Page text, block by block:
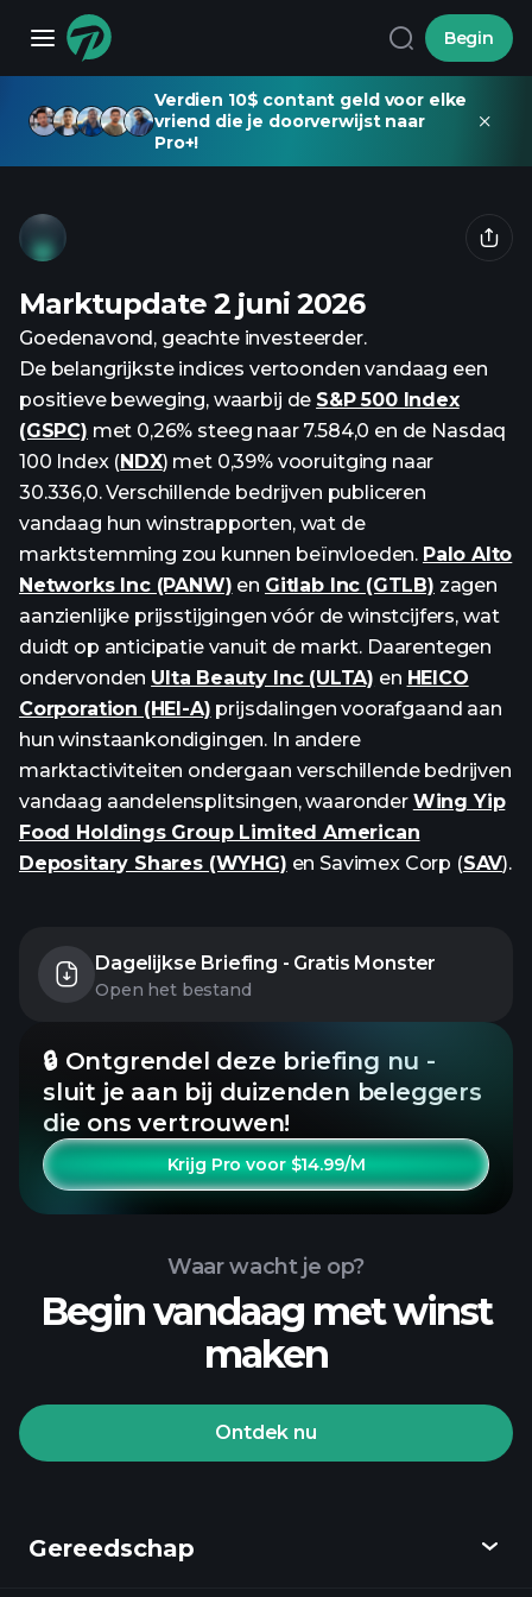
Begin
Verdien 10$ contant geld voor elke
vriend die je doorverwijst naar
Pro+!
Marktupdate 2 juni 2026
Goedenavond, geachte investeerder.
De belangrijkste indices vertoonden vandaag een
positieve beweging, waarbij de S&P 500 Index
(GSPC) met 0,26% steeg naar 7.584,0 en de Nasdaq
100 Index (NDX) met 0,39% vooruitging naar
30.336,0. Verschillende bedrijven publiceren
vandaag hun winstrapporten, wat de
marktstemming zou kunnen beïnvloeden. Palo Alto
Networks Inc (PANW) en Gitlab Inc (GTLB) zagen
aanzienlijke prijsstijgingen vóór de winstcijfers, wat
duidt op anticipatie vanuit de markt. Daarentegen
ondervonden Ulta Beauty Inc (ULTA) en HEICO
Corporation (HEI-A) prijsdalingen voorafgaand aan
hun winstaankondigingen. In andere
marktactiviteiten ondergaan verschillende bedrijven
vandaag aandelensplitsingen, waaronder Wing Yip
Food Holdings Group Limited American
Depositary Shares (WYHG) en Savimex Corp (SAV).
Dagelijkse Briefing - Gratis Monster
Open het bestand
🔒 Ontgrendel deze briefing nu -
sluit je aan bij duizenden beleggers
die ons vertrouwen!
Krijg Pro voor $14.99/M
Waar wacht je op?
Begin vandaag met winst
maken
Ontdek nu
Gereedschap